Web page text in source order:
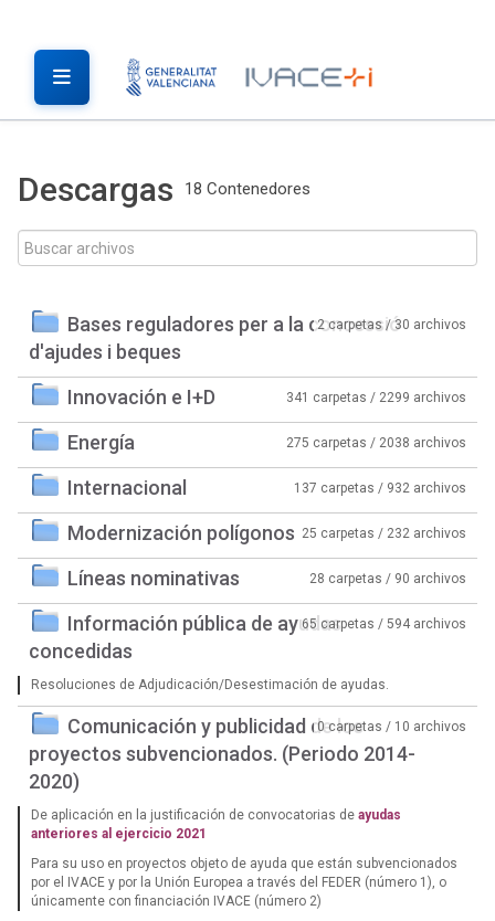
Descargas 18 Contenedores
Bases reguladores per a la concessió
d'ajudes i beques
2 carpetas / 30 archivos
Innovación e I+D 341 carpetas / 2299 archivos
Energía 275 carpetas / 2038 archivos
Internacional 137 carpetas / 932 archivos
Modernización polígonos 25 carpetas / 232 archivos
Líneas nominativas 28 carpetas / 90 archivos
Información pública de ayudas
concedidas
65 carpetas / 594 archivos
Resoluciones de Adjudicación/Desestimación de ayudas.
Comunicación y publicidad de los
proyectos subvencionados. (Periodo 2014-
2020)
0 carpetas / 10 archivos
De aplicación en la justificación de convocatorias de ayudas
anteriores al ejercicio 2021
Para su uso en proyectos objeto de ayuda que están subvencionados
por el IVACE y por la Unión Europea a través del FEDER (número 1), o
únicamente con financiación IVACE (número 2)